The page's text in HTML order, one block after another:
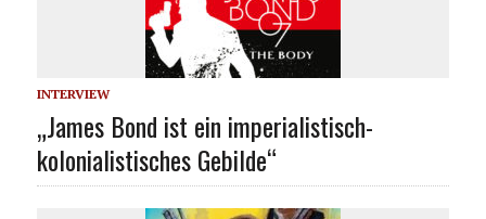
INTERVIEW
„James Bond ist ein imperialistisch-
kolonialistisches Gebilde“